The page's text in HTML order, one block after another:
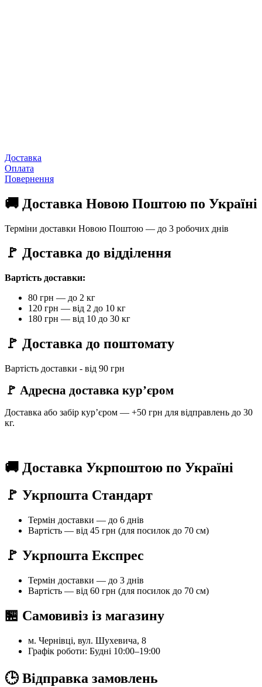
Доставка
Оплата
Повернення
🚚 Доставка Новою Поштою по Україні
Терміни доставки Новою Поштою — до 3 робочих днів
🚩 Доставка до відділення
Вартість доставки:
80 грн — до 2 кг
120 грн — від 2 до 10 кг
180 грн — від 10 до 30 кг
🚩 Доставка до поштомату
Вартість доставки - від 90 грн
🚩 Адресна доставка кур’єром
Доставка або забір кур’єром — +50 грн для відправлень до 30
кг.
🚚 Доставка Укрпоштою по Україні
🚩 Укрпошта Стандарт
Термін доставки — до 6 днів
Вартість — від 45 грн (для посилок до 70 см)
🚩 Укрпошта Експрес
Термін доставки — до 3 днів
Вартість — від 60 грн (для посилок до 70 см)
🏪 Самовивіз із магазину
м. Чернівці, вул. Шухевича, 8
Графік роботи: Будні 10:00–19:00
🕒 Відправка замовлень